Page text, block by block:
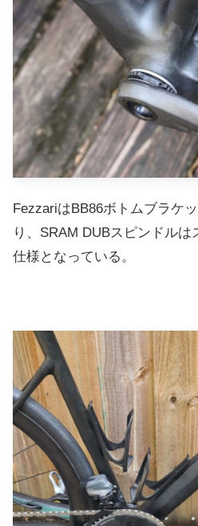
FezzariはBB86ボトムブラケ
り、SRAM DUBスピンドルは
仕様となっている。